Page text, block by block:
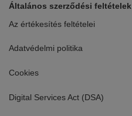
Általános szerződési feltételek
Az értékesítés feltételei
Adatvédelmi politika
Cookies
Digital Services Act (DSA)